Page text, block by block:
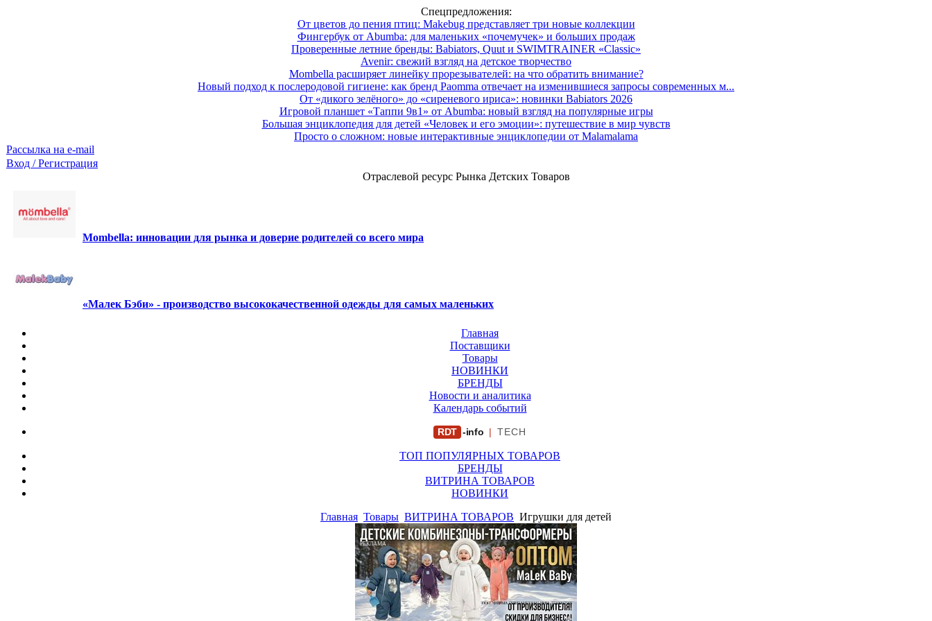
Спецпредложения:
От цветов до пения птиц: Makebug представляет три новые коллекции
Фингербук от Abumba: для маленьких «почемучек» и больших продаж
Проверенные летние бренды: Babiators, Quut и SWIMTRAINER «Classic»
Avenir: свежий взгляд на детское творчество
Mombella расширяет линейку прорезывателей: на что обратить внимание?
Новый подход к послеродовой гигиене: как бренд Paomma отвечает на изменившиеся запросы современных м...
От «дикого зелёного» до «сиреневого ириса»: новинки Babiators 2026
Игровой планшет «Таппи 9в1» от Abumba: новый взгляд на популярные игры
Большая энциклопедия для детей «Человек и его эмоции»: путешествие в мир чувств
Просто о сложном: новые интерактивные энциклопедии от Malamalama
Рассылка на e-mail
Вход / Регистрация
Отраслевой ресурс Рынка Детских Товаров
Mombella: инновации для рынка и доверие родителей со всего мира
«Малек Бэби» - производство высококачественной одежды для самых маленьких
Главная
Поставщики
Товары
НОВИНКИ
БРЕНДЫ
Новости и аналитика
Календарь событий
RDT -info | TECH
ТОП ПОПУЛЯРНЫХ ТОВАРОВ
БРЕНДЫ
ВИТРИНА ТОВАРОВ
НОВИНКИ
Главная Товары ВИТРИНА ТОВАРОВ Игрушки для детей
РЕКЛАМА
ООО "ФИРМА "ХРИЗАНТЕМА" ИНН: 7719007569